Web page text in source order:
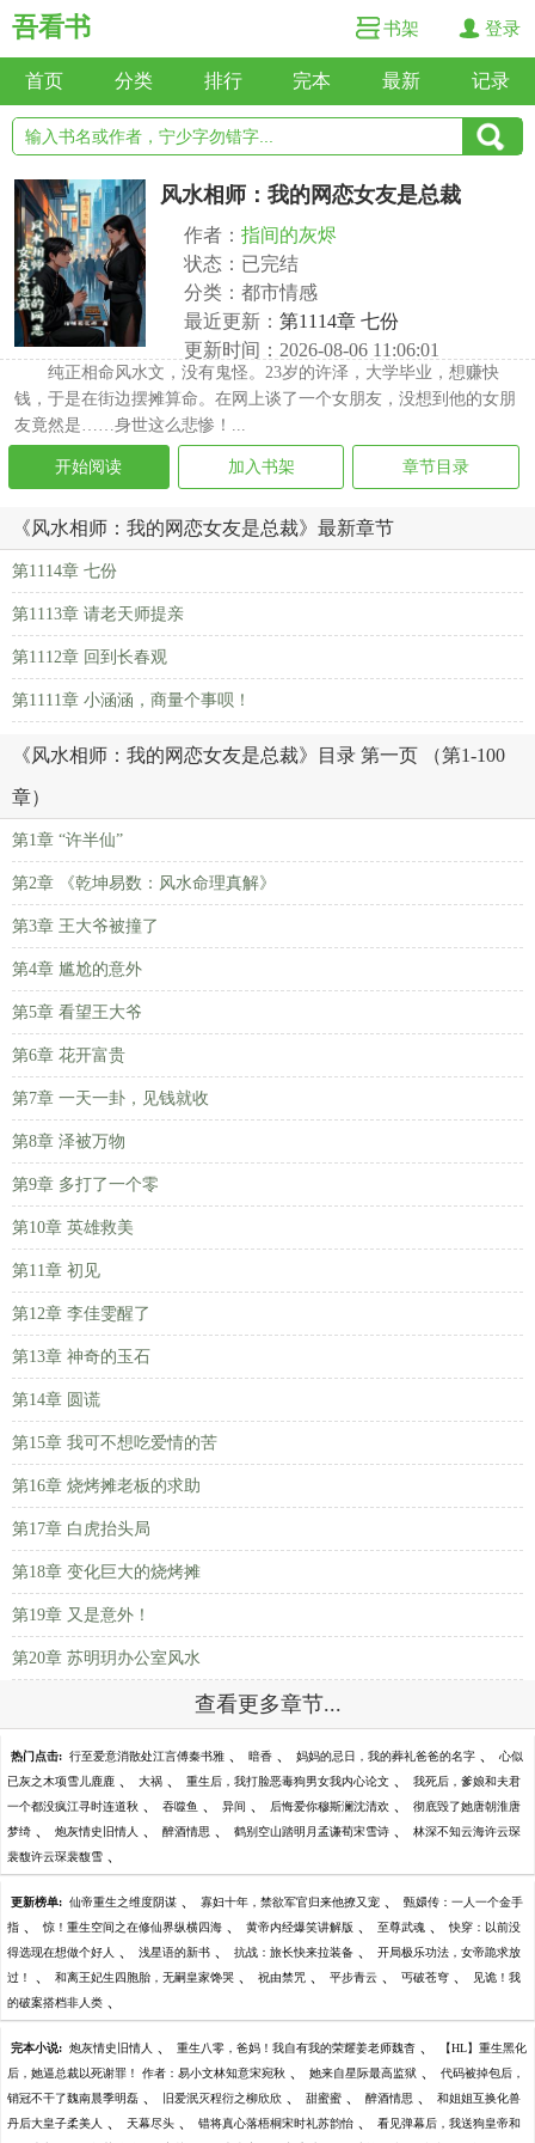
吾看书 书架 登录
首页 分类 排行 完本 最新 记录
风水相师：我的网恋女友是总裁
作者： 指间的灰烬
状态：已完结
分类：都市情感
最近更新： 第1114章 七份
更新时间：2026-08-06 11:06:01
纯正相命风水文，没有鬼怪。23岁的许泽，大学毕业，想赚快
钱，于是在街边摆摊算命。在网上谈了一个女朋友，没想到他的女朋
友竟然是……身世这么悲惨！...
开始阅读 加入书架 章节目录
《风水相师：我的网恋女友是总裁》最新章节
第1114章 七份
第1113章 请老天师提亲
第1112章 回到长春观
第1111章 小涵涵，商量个事呗！
《风水相师：我的网恋女友是总裁》目录 第一页 （第1-100
章）
第1章 “许半仙”
第2章 《乾坤易数：风水命理真解》
第3章 王大爷被撞了
第4章 尴尬的意外
第5章 看望王大爷
第6章 花开富贵
第7章 一天一卦，见钱就收
第8章 泽被万物
第9章 多打了一个零
第10章 英雄救美
第11章 初见
第12章 李佳雯醒了
第13章 神奇的玉石
第14章 圆谎
第15章 我可不想吃爱情的苦
第16章 烧烤摊老板的求助
第17章 白虎抬头局
第18章 变化巨大的烧烤摊
第19章 又是意外！
第20章 苏明玥办公室风水
查看更多章节...
热门点击: 行至爱意消散处江言傅秦书雅 、 暗香 、 妈妈的忌日，我的葬礼爸爸的名字 、 心似
已灰之木项雪儿鹿鹿 、 大祸 、 重生后，我打脸恶毒狗男女我内心论文 、 我死后，爹娘和夫君
一个都没疯江寻时连道秋 、 吞噬鱼 、 异间 、 后悔爱你穆斯澜沈清欢 、 彻底毁了她唐朝淮唐
梦绮 、 炮灰情史旧情人 、 醉酒情思 、 鹤别空山踏明月孟谦荀宋雪诗 、 林深不知云海许云琛
裴馥许云琛裴馥雪 、
更新榜单: 仙帝重生之维度阴谋 、 寡妇十年，禁欲军官归来他撩又宠 、 甄嬛传：一人一个金手
指 、 惊！重生空间之在修仙界纵横四海 、 黄帝内经爆笑讲解版 、 至尊武魂 、 快穿：以前没
得选现在想做个好人 、 浅星语的新书 、 抗战：旅长快来拉装备 、 开局极乐功法，女帝跪求放
过！ 、 和离王妃生四胞胎，无嗣皇家馋哭 、 祝由禁咒 、 平步青云 、 丐破苍穹 、 见诡！我
的破案搭档非人类 、
完本小说: 炮灰情史旧情人 、 重生八零，爸妈！我自有我的荣耀姜老师魏杳 、 【HL】重生黑化
后，她逼总裁以死谢罪！ 作者：易小文林知意宋宛秋 、 她来自星际最高监狱 、 代码被掉包后，
销冠不干了魏南晨季明磊 、 旧爱泯灭程衍之柳欣欣 、 甜蜜蜜 、 醉酒情思 、 和姐姐互换化兽
丹后大皇子柔美人 、 天幕尽头 、 错将真心落梧桐宋时礼苏韵怡 、 看见弹幕后，我送狗皇帝和